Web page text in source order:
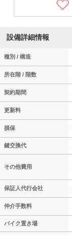
設備詳細情報
種別 / 構造
所在階 / 階数
契約期間
更新料
損保
鍵交換代
その他費用
保証人代行会社
仲介手数料
バイク置き場